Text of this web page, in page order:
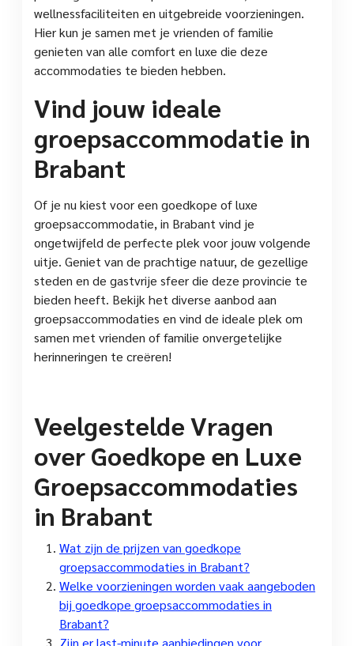
wellnessfaciliteiten en uitgebreide voorzieningen.
Hier kun je samen met je vrienden of familie
genieten van alle comfort en luxe die deze
accommodaties te bieden hebben.
Vind jouw ideale
groepsaccommodatie in
Brabant
Of je nu kiest voor een goedkope of luxe
groepsaccommodatie, in Brabant vind je
ongetwijfeld de perfecte plek voor jouw volgende
uitje. Geniet van de prachtige natuur, de gezellige
steden en de gastvrije sfeer die deze provincie te
bieden heeft. Bekijk het diverse aanbod aan
groepsaccommodaties en vind de ideale plek om
samen met vrienden of familie onvergetelijke
herinneringen te creëren!
Veelgestelde Vragen
over Goedkope en Luxe
Groepsaccommodaties
in Brabant
Wat zijn de prijzen van goedkope
groepsaccommodaties in Brabant?
Welke voorzieningen worden vaak aangeboden
bij goedkope groepsaccommodaties in
Brabant?
Zijn er last-minute aanbiedingen voor